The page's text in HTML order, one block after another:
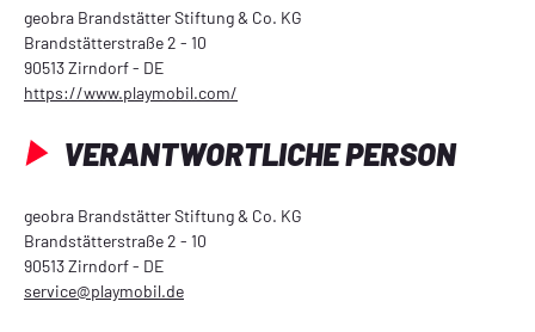
geobra Brandstätter Stiftung & Co. KG
Brandstätterstraße 2 - 10
90513 Zirndorf - DE
https://www.playmobil.com/
VERANTWORTLICHE PERSON
geobra Brandstätter Stiftung & Co. KG
Brandstätterstraße 2 - 10
90513 Zirndorf - DE
service@playmobil.de